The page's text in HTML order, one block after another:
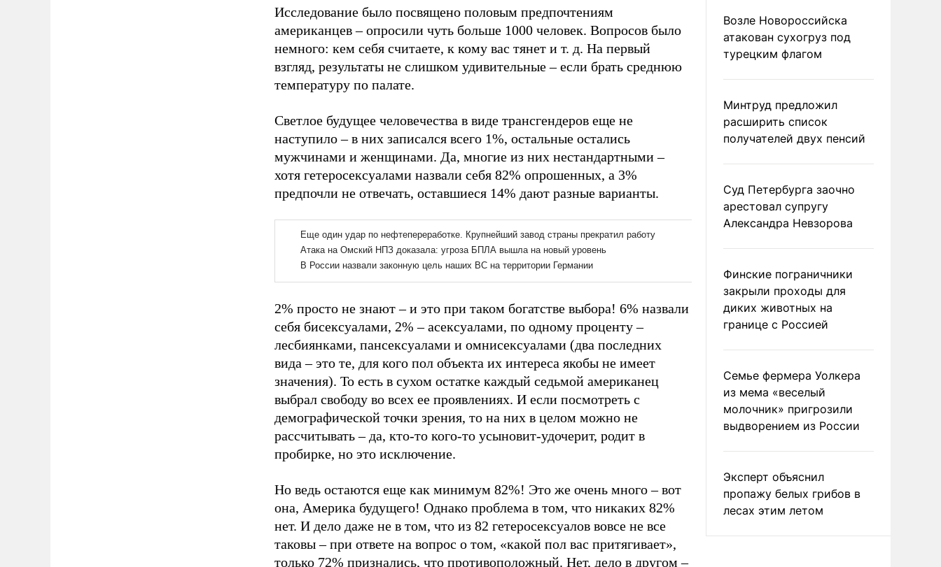
Исследование было посвящено половым предпочтениям
американцев – опросили чуть больше 1000 человек. Вопросов было
немного: кем себя считаете, к кому вас тянет и т. д. На первый
взгляд, результаты не слишком удивительные – если брать среднюю
температуру по палате.
Светлое будущее человечества в виде трансгендеров еще не
наступило – в них записался всего 1%, остальные остались
мужчинами и женщинами. Да, многие из них нестандартными –
хотя гетеросексуалами назвали себя 82% опрошенных, а 3%
предпочли не отвечать, оставшиеся 14% дают разные варианты.
2% просто не знают – и это при таком богатстве выбора! 6% назвали
себя бисексуалами, 2% – асексуалами, по одному проценту –
лесбиянками, пансексуалами и омнисексуалами (два последних
вида – это те, для кого пол объекта их интереса якобы не имеет
значения). То есть в сухом остатке каждый седьмой американец
выбрал свободу во всех ее проявлениях. И если посмотреть с
демографической точки зрения, то на них в целом можно не
рассчитывать – да, кто-то кого-то усыновит-удочерит, родит в
пробирке, но это исключение.
Но ведь остаются еще как минимум 82%! Это же очень много – вот
она, Америка будущего! Однако проблема в том, что никаких 82%
нет. И дело даже не в том, что из 82 гетеросексуалов вовсе не все
таковы – при ответе на вопрос о том, «какой пол вас притягивает»,
только 72% признались, что противоположный. Нет, дело в другом –
Возле Новороссийска
атакован сухогруз под
турецким флагом
Минтруд предложил
расширить список
получателей двух пенсий
Суд Петербурга заочно
арестовал супругу
Александра Невзорова
Финские пограничники
закрыли проходы для
диких животных на
границе с Россией
Семье фермера Уолкера
из мема «веселый
молочник» пригрозили
выдворением из России
Эксперт объяснил
пропажу белых грибов в
лесах этим летом